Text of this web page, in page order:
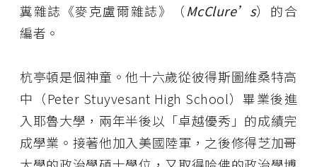
糞雜誌《麥克盧爾雜誌》（McClure’s）的合
編者。
杭亭頓是個神童。他十六歲從彼得斯圖維桑特高
中（Peter Stuyvesant High School）畢業後進
入耶魯大學，兩年半後以「卓越優秀」的成績完
成學業。接著他加入美國陸軍，之後修得芝加哥